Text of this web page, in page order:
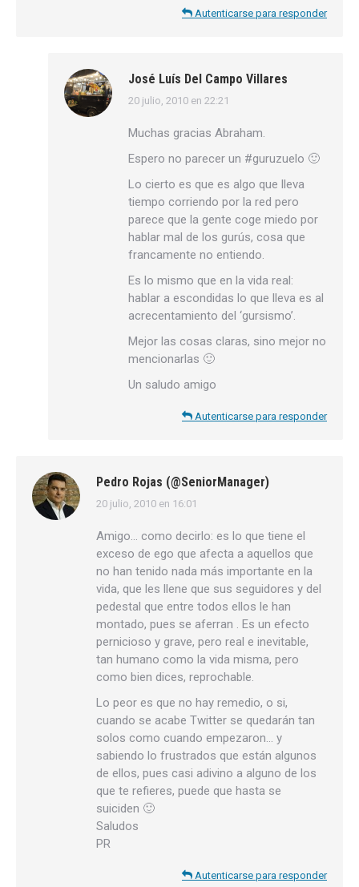
Autenticarse para responder
José Luís Del Campo Villares
dice:
20 julio, 2010 en 22:21
Muchas gracias Abraham.
Espero no parecer un #guruzuelo 🙂
Lo cierto es que es algo que lleva
tiempo corriendo por la red pero
parece que la gente coge miedo por
hablar mal de los gurús, cosa que
francamente no entiendo.
Es lo mismo que en la vida real:
hablar a escondidas lo que lleva es al
acrecentamiento del ‘gursismo’.
Mejor las cosas claras, sino mejor no
mencionarlas 🙂
Un saludo amigo
Autenticarse para responder
Pedro Rojas (@SeniorManager)
dice:
20 julio, 2010 en 16:01
Amigo… como decirlo: es lo que tiene el
exceso de ego que afecta a aquellos que
no han tenido nada más importante en la
vida, que les llene que sus seguidores y del
pedestal que entre todos ellos le han
montado, pues se aferran . Es un efecto
pernicioso y grave, pero real e inevitable,
tan humano como la vida misma, pero
como bien dices, reprochable.
Lo peor es que no hay remedio, o si,
cuando se acabe Twitter se quedarán tan
solos como cuando empezaron… y
sabiendo lo frustrados que están algunos
de ellos, pues casi adivino a alguno de los
que te refieres, puede que hasta se
suiciden 🙂
Saludos
PR
Autenticarse para responder